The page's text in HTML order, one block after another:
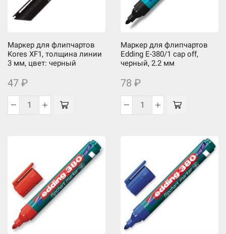
линии
3
цвет:
зеленый
линии
3
цвет:
синий
Маркер для флипчартов
Kores XF1, толщина линии
3 мм, цвет: черный
47 ₽
Количество
флипчартов
Kores
XF1,
толщина
линии
3
Маркер для флипчартов
Edding E-380/1 cap off,
черный, 2.2 мм
78 ₽
Количество
флипчартов
Edding
E-
380/1
cap
off,